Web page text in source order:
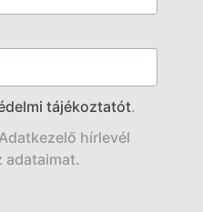
tájékoztatót.
hírlevél
adataimat.